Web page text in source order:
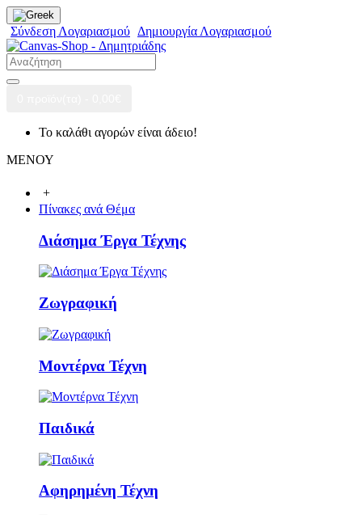
Σύνδεση Λογαριασμού Δημιουργία Λογαριασμού
Το καλάθι αγορών είναι άδειο!
ΜΕΝΟΥ
+
Πίνακες ανά Θέμα
Διάσημα Έργα Τέχνης
Ζωγραφική
Μοντέρνα Τέχνη
Παιδικά
Αφηρημένη Τέχνη